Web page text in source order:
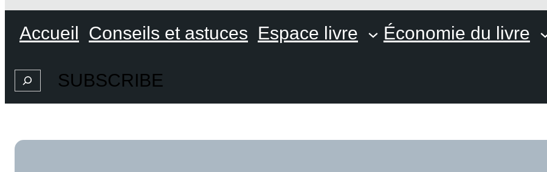
Accueil Conseils et astuces Espace livre Économie du livre
SearchSUBSCRIBE